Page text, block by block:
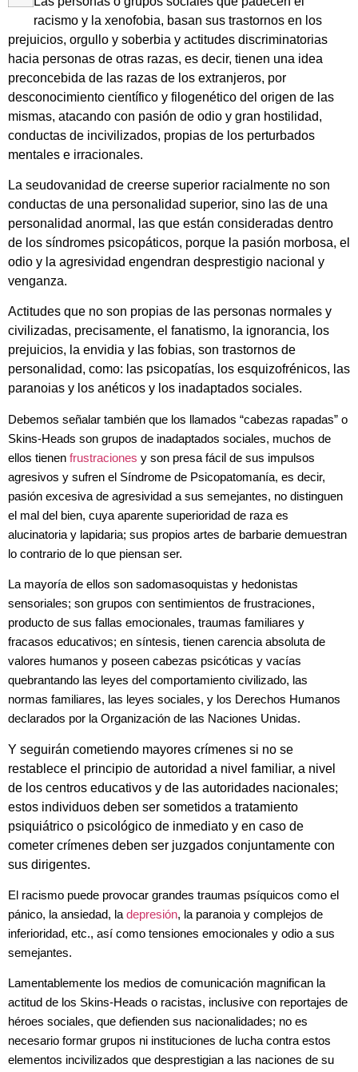
racismo y la xenofobia, basan sus trastornos en los
prejuicios, orgullo y soberbia y actitudes discriminatorias
hacia personas de otras razas, es decir, tienen una idea
preconcebida de las razas de los extranjeros, por
desconocimiento científico y filogenético del origen de las
mismas, atacando con pasión de odio y gran hostilidad,
conductas de incivilizados, propias de los perturbados
mentales e irracionales.
La seudovanidad de creerse superior racialmente no son
conductas de una personalidad superior, sino las de una
personalidad anormal, las que están consideradas dentro
de los síndromes psicopáticos, porque la pasión morbosa, el
odio y la agresividad engendran desprestigio nacional y
venganza.
Actitudes que no son propias de las personas normales y
civilizadas, precisamente, el fanatismo, la ignorancia, los
prejuicios, la envidia y las fobias, son trastornos de
personalidad, como: las psicopatías, los esquizofrénicos, las
paranoias y los anéticos y los inadaptados sociales.
Debemos señalar también que los llamados “cabezas rapadas” o
Skins-Heads son grupos de inadaptados sociales, muchos de
ellos tienen frustraciones y son presa fácil de sus impulsos
agresivos y sufren el Síndrome de Psicopatomanía, es decir,
pasión excesiva de agresividad a sus semejantes, no distinguen
el mal del bien, cuya aparente superioridad de raza es
alucinatoria y lapidaria; sus propios artes de barbarie demuestran
lo contrario de lo que piensan ser.
La mayoría de ellos son sadomasoquistas y hedonistas
sensoriales; son grupos con sentimientos de frustraciones,
producto de sus fallas emocionales, traumas familiares y
fracasos educativos; en síntesis, tienen carencia absoluta de
valores humanos y poseen cabezas psicóticas y vacías
quebrantando las leyes del comportamiento civilizado, las
normas familiares, las leyes sociales, y los Derechos Humanos
declarados por la Organización de las Naciones Unidas.
Y seguirán cometiendo mayores crímenes si no se
restablece el principio de autoridad a nivel familiar, a nivel
de los centros educativos y de las autoridades nacionales;
estos individuos deben ser sometidos a tratamiento
psiquiátrico o psicológico de inmediato y en caso de
cometer crímenes deben ser juzgados conjuntamente con
sus dirigentes.
El racismo puede provocar grandes traumas psíquicos como el
pánico, la ansiedad, la depresión, la paranoia y complejos de
inferioridad, etc., así como tensiones emocionales y odio a sus
semejantes.
Lamentablemente los medios de comunicación magnifican la
actitud de los Skins-Heads o racistas, inclusive con reportajes de
héroes sociales, que defienden sus nacionalidades; no es
necesario formar grupos ni instituciones de lucha contra estos
elementos incivilizados que desprestigian a las naciones de su